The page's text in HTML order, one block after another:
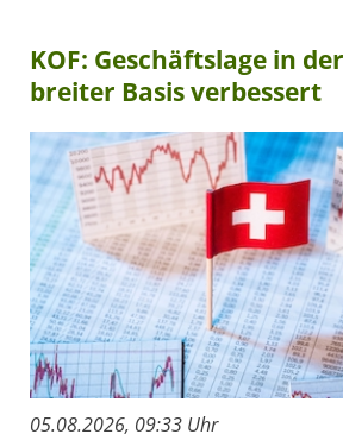
KOF: Geschäftslage in
breiter Basis verbessert
05.08.2026, 09:33 Uhr